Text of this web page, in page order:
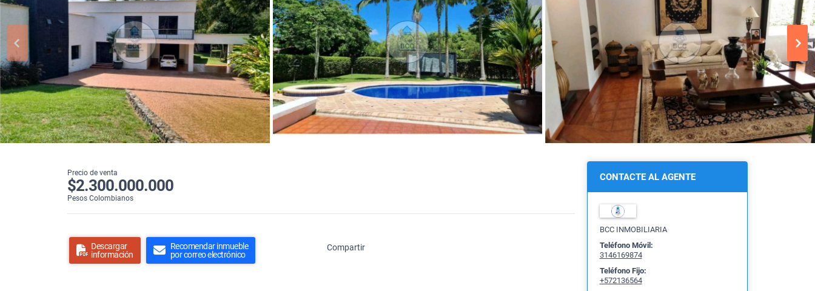
Precio de venta
$2.300.000.000
Pesos Colombianos
Descargar
información
Recomendar inmueble
por correo electrónico
Compartir
CONTACTE AL AGENTE
BCC INMOBILIARIA
Teléfono Móvil:
3146169874
Teléfono Fijo:
+572136564